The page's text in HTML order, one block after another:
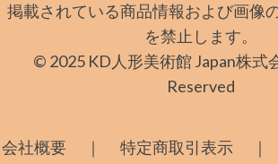
掲載されている商品情報および画像
を禁止します。
© 2025 KD人形美術館 Japan株式
Reserved
会社概要 ｜ 特定商取引表示 ｜